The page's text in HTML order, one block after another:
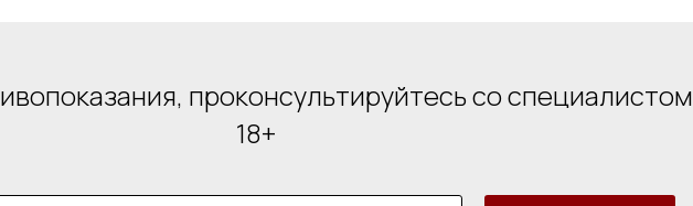
проконсультируйтесь со специалистом
18+